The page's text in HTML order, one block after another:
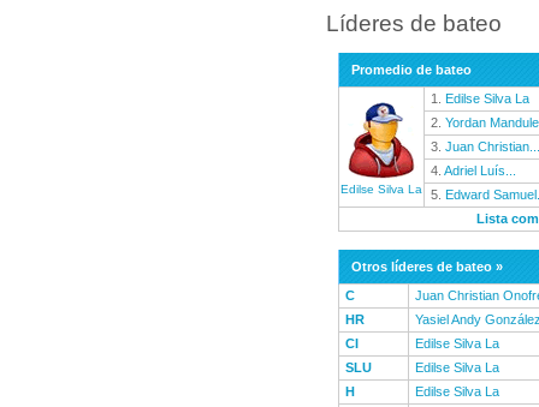
Líderes de bateo
Promedio de bateo
Edilse Silva La
1. Edilse Silva La
2. Yordan
3. Juan Christian...
4. Adriel Luís...
5. Edward
Lista
Otros líderes de bateo »
C
Juan Christian
HR
Yasiel Andy
CI
Edilse Silva La
SLU
Edilse Silva La
H
Edilse Silva La